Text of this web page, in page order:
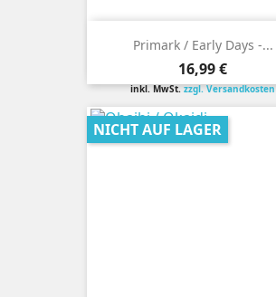
Primark / Early Days -...
Preis
16,99 €
inkl. MwSt.zzgl. Versandkosten
NICHT AUF LAGER